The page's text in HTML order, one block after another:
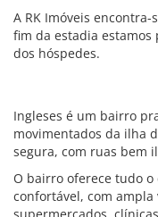
A RK Imóveis
fim da estadia estamos
dos hóspedes.
Ingleses é um bairro
movimentados da ilha
segura, com ruas bem
O bairro oferece tudo
confortável, com